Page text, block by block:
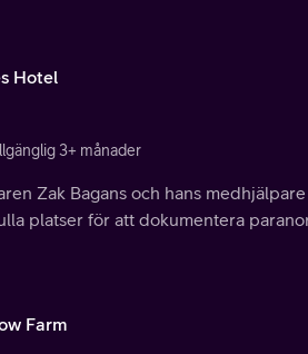
Hotel
3+ månader
Zak Bagans och hans
platser för att dokumentera
Farm